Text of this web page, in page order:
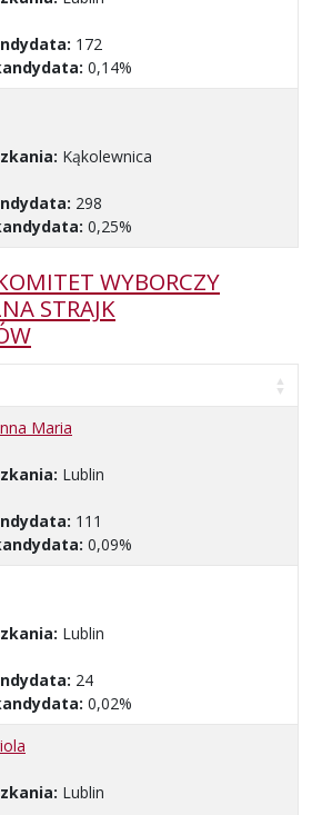
172
0,14%
Kąkolewnica
298
0,25%
WYBORCZY
STRAJK
Maria
Lublin
111
0,09%
Lublin
24
0,02%
Lublin